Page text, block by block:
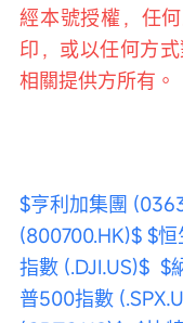
經本號授權，任
印，或以任何方
相關提供方所有。
$亨利加集團
(800700.HK)$ $
指數 (.DJI.US)$ $
普500指數